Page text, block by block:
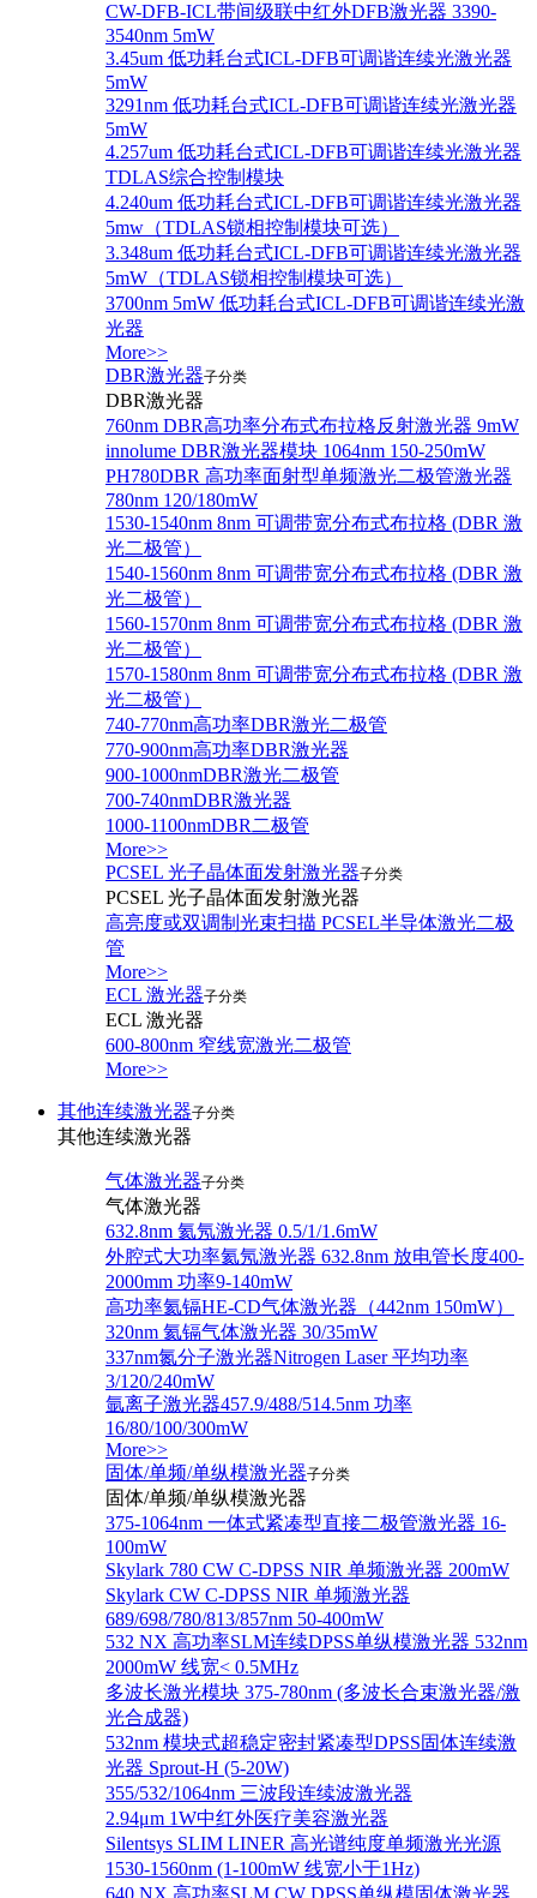
CW-DFB-ICL带间级联中红外DFB激光器 3390-
3540nm 5mW
3.45um 低功耗台式ICL-DFB可调谐连续光激光器
5mW
3291nm 低功耗台式ICL-DFB可调谐连续光激光器
5mW
4.257um 低功耗台式ICL-DFB可调谐连续光激光器
TDLAS综合控制模块
4.240um 低功耗台式ICL-DFB可调谐连续光激光器
5mw（TDLAS锁相控制模块可选）
3.348um 低功耗台式ICL-DFB可调谐连续光激光器
5mW（TDLAS锁相控制模块可选）
3700nm 5mW 低功耗台式ICL-DFB可调谐连续光激
光器
More>>
DBR激光器子分类
DBR激光器
760nm DBR高功率分布式布拉格反射激光器 9mW
innolume DBR激光器模块 1064nm 150-250mW
PH780DBR 高功率面射型单频激光二极管激光器
780nm 120/180mW
1530-1540nm 8nm 可调带宽分布式布拉格 (DBR 激
光二极管）
1540-1560nm 8nm 可调带宽分布式布拉格 (DBR 激
光二极管）
1560-1570nm 8nm 可调带宽分布式布拉格 (DBR 激
光二极管）
1570-1580nm 8nm 可调带宽分布式布拉格 (DBR 激
光二极管）
740-770nm高功率DBR激光二极管
770-900nm高功率DBR激光器
900-1000nmDBR激光二极管
700-740nmDBR激光器
1000-1100nmDBR二极管
More>>
PCSEL 光子晶体面发射激光器子分类
PCSEL 光子晶体面发射激光器
高亮度或双调制光束扫描 PCSEL半导体激光二极
管
More>>
ECL 激光器子分类
ECL 激光器
600-800nm 窄线宽激光二极管
More>>
其他连续激光器子分类
其他连续激光器
气体激光器子分类
气体激光器
632.8nm 氦氖激光器 0.5/1/1.6mW
外腔式大功率氦氖激光器 632.8nm 放电管长度400-
2000mm 功率9-140mW
高功率氦镉HE-CD气体激光器（442nm 150mW）
320nm 氦镉气体激光器 30/35mW
337nm氮分子激光器Nitrogen Laser 平均功率
3/120/240mW
氩离子激光器457.9/488/514.5nm 功率
16/80/100/300mW
More>>
固体/单频/单纵模激光器子分类
固体/单频/单纵模激光器
375-1064nm 一体式紧凑型直接二极管激光器 16-
100mW
Skylark 780 CW C-DPSS NIR 单频激光器 200mW
Skylark CW C-DPSS NIR 单频激光器
689/698/780/813/857nm 50-400mW
532 NX 高功率SLM连续DPSS单纵模激光器 532nm
2000mW 线宽< 0.5MHz
多波长激光模块 375-780nm (多波长合束激光器/激
光合成器)
532nm 模块式超稳定密封紧凑型DPSS固体连续激
光器 Sprout-H (5-20W)
355/532/1064nm 三波段连续波激光器
2.94μm 1W中红外医疗美容激光器
Silentsys SLIM LINER 高光谱纯度单频激光光源
1530-1560nm (1-100mW 线宽小于1Hz)
640 NX 高功率SLM CW DPSS单纵模固体激光器